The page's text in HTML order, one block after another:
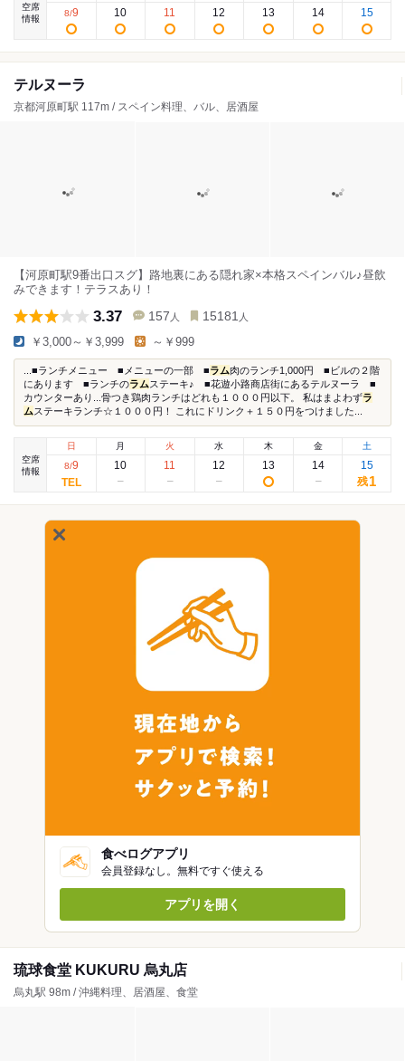
空席
情報
8/9 10 11 12 13 14 15
テルヌーラ
京都河原町駅 117m / スペイン料理、バル、居酒屋
【河原町駅9番出口スグ】路地裏にある隠れ家×本格スペインバル♪昼飲
みできます！テラスあり！
3.37 157 人 15181 人
￥3,000～￥3,999 ～￥999
...■ランチメニュー ■メニューの一部 ■ラム肉のランチ1,000円 ■ビルの２階
にあります ■ランチのラムステーキ♪ ■花遊小路商店街にあるテルヌーラ ■
カウンターあり...骨つき鶏肉ランチはどれも１０００円以下。 私はまよわずラ
ムステーキランチ☆１０００円！ これにドリンク＋１５０円をつけました...
空席
情報
日
8/9
月
10
火
11
水
12
木
13
金
14
土
15
残1
食べログアプリ
会員登録なし。無料ですぐ使える
アプリを開く
琉球食堂 KUKURU 烏丸店
烏丸駅 98m / 沖縄料理、居酒屋、食堂